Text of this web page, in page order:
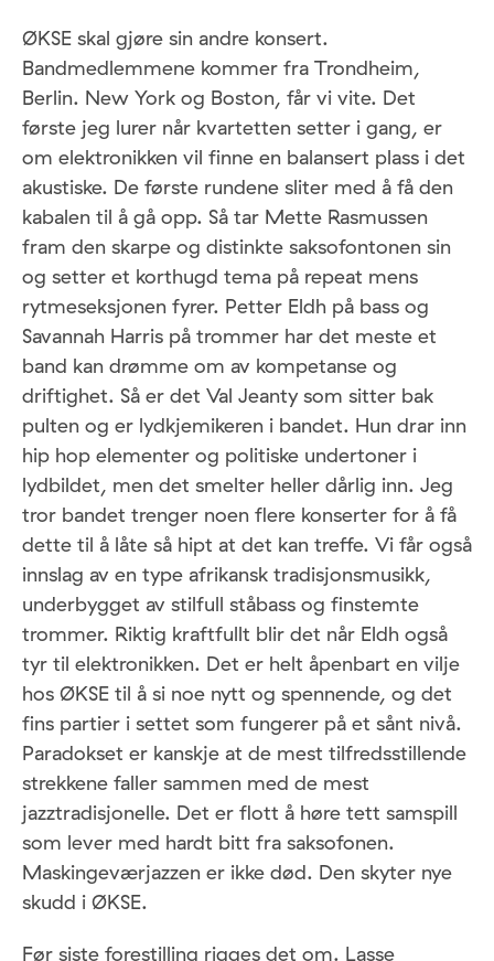
ØKSE skal gjøre sin andre konsert.
Bandmedlemmene kommer fra Trondheim,
Berlin. New York og Boston, får vi vite. Det
første jeg lurer når kvartetten setter i gang, er
om elektronikken vil finne en balansert plass i det
akustiske. De første rundene sliter med å få den
kabalen til å gå opp. Så tar Mette Rasmussen
fram den skarpe og distinkte saksofontonen sin
og setter et korthugd tema på repeat mens
rytmeseksjonen fyrer. Petter Eldh på bass og
Savannah Harris på trommer har det meste et
band kan drømme om av kompetanse og
driftighet. Så er det Val Jeanty som sitter bak
pulten og er lydkjemikeren i bandet. Hun drar inn
hip hop elementer og politiske undertoner i
lydbildet, men det smelter heller dårlig inn. Jeg
tror bandet trenger noen flere konserter for å få
dette til å låte så hipt at det kan treffe. Vi får også
innslag av en type afrikansk tradisjonsmusikk,
underbygget av stilfull ståbass og finstemte
trommer. Riktig kraftfullt blir det når Eldh også
tyr til elektronikken. Det er helt åpenbart en vilje
hos ØKSE til å si noe nytt og spennende, og det
fins partier i settet som fungerer på et sånt nivå.
Paradokset er kanskje at de mest tilfredsstillende
strekkene faller sammen med de mest
jazztradisjonelle. Det er flott å høre tett samspill
som lever med hardt bitt fra saksofonen.
Maskingeværjazzen er ikke død. Den skyter nye
skudd i ØKSE.
Før siste forestilling rigges det om. Lasse